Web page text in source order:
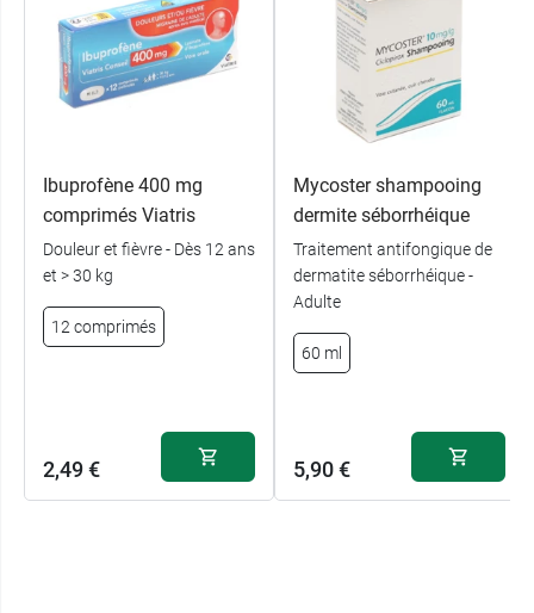
Ibuprofène 400 mg
comprimés Viatris
Douleur et fièvre - Dès 12 ans
et > 30 kg
12 comprimés
2,49 €
Mycoster shampooing
dermite séborrhéique
Traitement antifongique de
dermatite séborrhéique -
Adulte
60 ml
5,90 €